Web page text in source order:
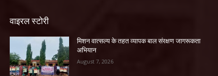
वाइरल स्टोरी
मिशन वात्सल्य के तहत व्यापक बाल संरक्षण जागरूकता
अभियान
August 7, 2026